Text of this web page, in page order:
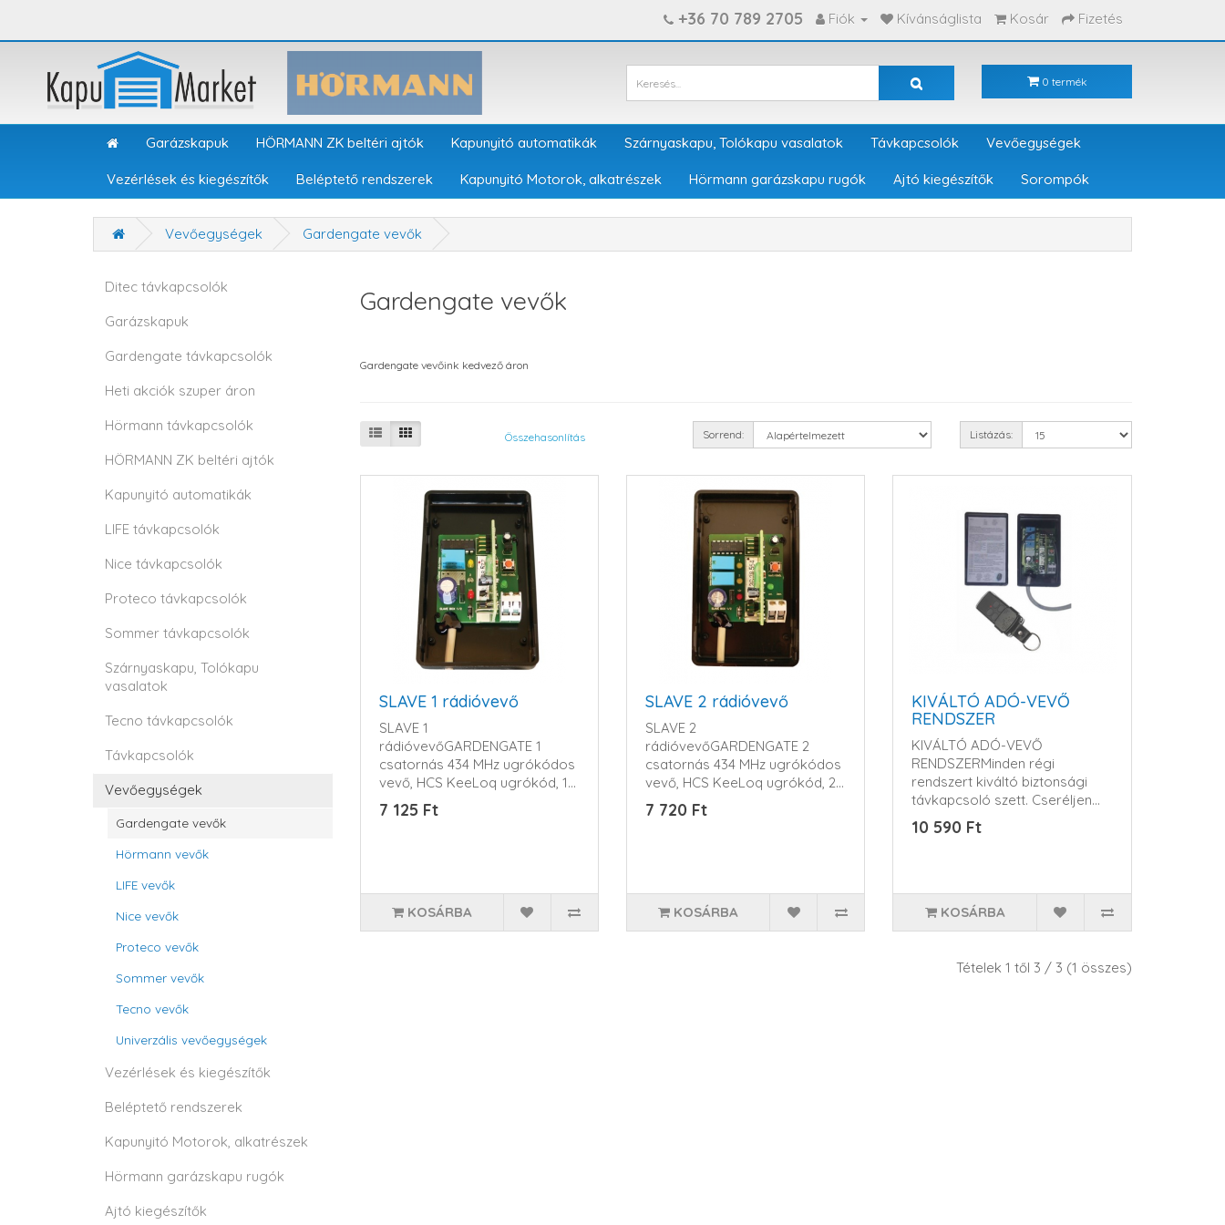
+36 70 789 2705 Fiók Kívánságlista Kosár Fizetés
0 termék
Garázskapuk HÖRMANN ZK beltéri ajtók Kapunyitó automatikák Szárnyaskapu, Tolókapu vasalatok Távkapcsolók Vevőegységek
Vezérlések és kiegészítők Beléptető rendszerek Kapunyitó Motorok, alkatrészek Hörmann garázskapu rugók Ajtó kiegészítők Sorompók
Vevőegységek Gardengate vevők
Ditec távkapcsolók
Garázskapuk
Gardengate távkapcsolók
Heti akciók szuper áron
Hörmann távkapcsolók
HÖRMANN ZK beltéri ajtók
Kapunyitó automatikák
LIFE távkapcsolók
Nice távkapcsolók
Proteco távkapcsolók
Sommer távkapcsolók
Szárnyaskapu, Tolókapu
vasalatok
Tecno távkapcsolók
Távkapcsolók
Vevőegységek
Gardengate vevők
Hörmann vevők
LIFE vevők
Nice vevők
Proteco vevők
Sommer vevők
Tecno vevők
Univerzális vevőegységek
Vezérlések és kiegészítők
Beléptető rendszerek
Kapunyitó Motorok, alkatrészek
Hörmann garázskapu rugók
Ajtó kiegészítők
Gardengate vevők
Gardengate vevőink kedvező áron
Összehasonlítás Sorrend: Listázás:
SLAVE 1 rádióvevő
SLAVE 1
rádióvevőGARDENGATE 1
csatornás 434 MHz ugrókódos
vevő, HCS KeeLoq ugrókód, 1
relé kimenet, ..
7 125 Ft
KOSÁRBA
SLAVE 2 rádióvevő
SLAVE 2
rádióvevőGARDENGATE 2
csatornás 434 MHz ugrókódos
vevő, HCS KeeLoq ugrókód, 2
relé kimenet, ..
7 720 Ft
KOSÁRBA
KIVÁLTÓ ADÓ-VEVŐ
RENDSZER
KIVÁLTÓ ADÓ-VEVŐ
RENDSZERMinden régi
rendszert kiváltó biztonsági
távkapcsoló szett. Cseréljen
moder..
10 590 Ft
KOSÁRBA
Tételek 1 től 3 / 3 (1 összes)